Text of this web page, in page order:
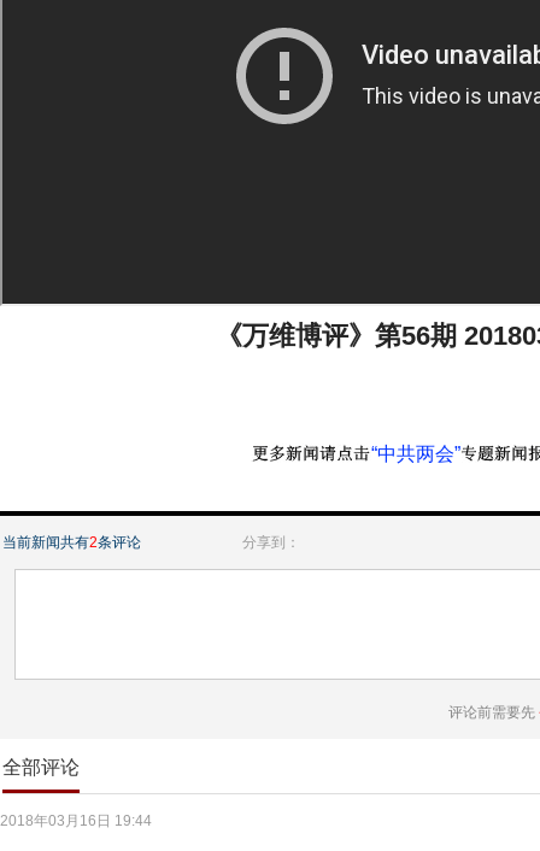
《万维博评》第56期
“中共两会”
当前新闻共有2条评论 分享到：
评论前需要先
全部评论
2018年03月16日 19:44